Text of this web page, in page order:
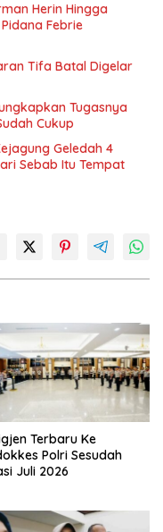
Herin Hingga
Febrie
Tifa Batal Digelar
Tugasnya
Cukup
Geledah 4
Sebab Itu Tempat
Terbaru Ke
Polri Sesudah
Juli 2026